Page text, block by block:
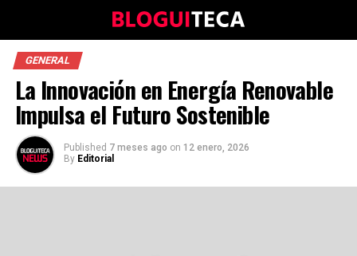
GENERAL
La Innovación en Energía Renovable
Impulsa el Futuro Sostenible
Published 7 meses ago on 12 enero, 2026
By Editorial